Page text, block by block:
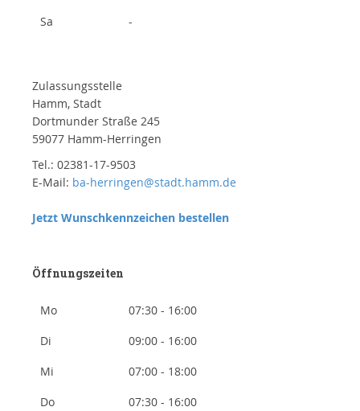
Sa
-
Zulassungsstelle
Hamm, Stadt
Dortmunder Straße 245
59077 Hamm-Herringen
Tel.: 02381-17-9503
E-Mail: ba-herringen@stadt.hamm.de
Jetzt Wunschkennzeichen bestellen
Öffnungszeiten
Mo
07:30 - 16:00
Di
09:00 - 16:00
Mi
07:00 - 18:00
Do
07:30 - 16:00